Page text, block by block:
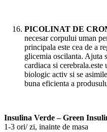
PICOLINAT DE
necesar corpului uman
principala este cea de a
glicemia oscilanta. Ajuta
cardiaca si
biologic activ si se
buna eficienta a
Insulina Verde – Green
1-3 ori/ zi, inainte de masa